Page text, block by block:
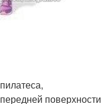
поверхности